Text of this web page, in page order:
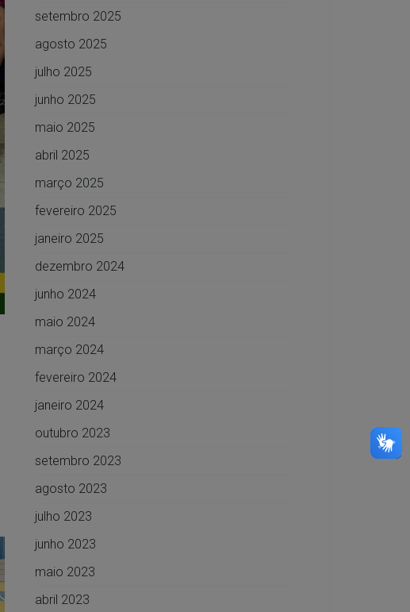
setembro 2025
agosto 2025
julho 2025
junho 2025
maio 2025
abril 2025
março 2025
fevereiro 2025
janeiro 2025
dezembro 2024
junho 2024
maio 2024
março 2024
fevereiro 2024
janeiro 2024
outubro 2023
setembro 2023
agosto 2023
julho 2023
junho 2023
maio 2023
abril 2023